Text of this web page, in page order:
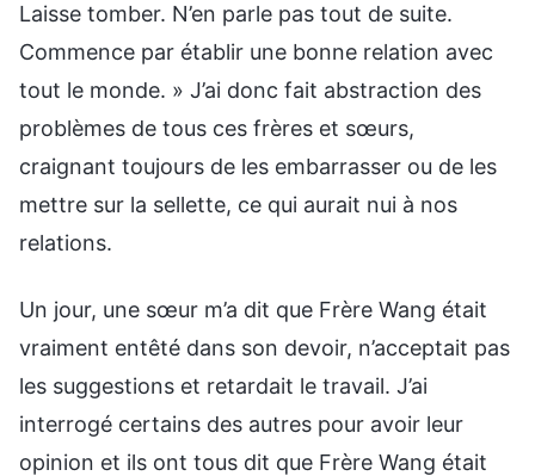
Laisse tomber. N’en parle pas tout de suite.
Commence par établir une bonne relation avec
tout le monde. » J’ai donc fait abstraction des
problèmes de tous ces frères et sœurs,
craignant toujours de les embarrasser ou de les
mettre sur la sellette, ce qui aurait nui à nos
relations.
Un jour, une sœur m’a dit que Frère Wang était
vraiment entêté dans son devoir, n’acceptait pas
les suggestions et retardait le travail. J’ai
interrogé certains des autres pour avoir leur
opinion et ils ont tous dit que Frère Wang était